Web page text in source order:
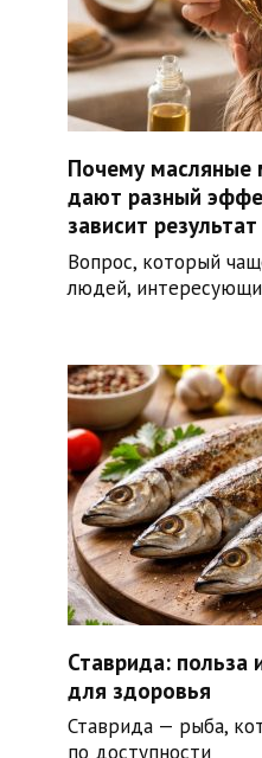
Почему масляные
дают разный
зависит результат
Вопрос, который
людей,
Ставрида:
для здоровья
Ставрида — рыба,
по доступности